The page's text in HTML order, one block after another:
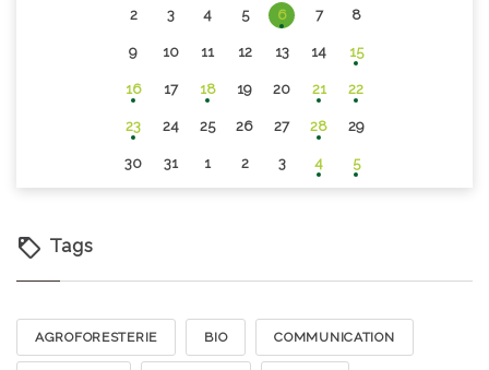
2 3 4 5 6 7 8
9 10 11 12 13 14 15
16 17 18 19 20 21 22
23 24 25 26 27 28 29
30 31 1 2 3 4 5
Tags
AGROFORESTERIE BIO COMMUNICATION